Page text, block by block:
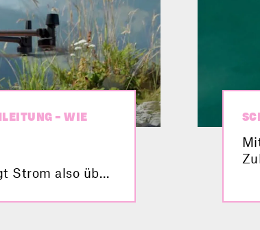
– WIE
Strom also über